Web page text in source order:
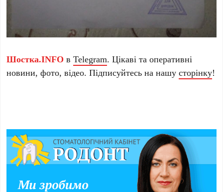
Шостка.INFO вTelegram. Цікаві та оперативні
новини, фото, відео. Підписуйтесь на нашусторінку!